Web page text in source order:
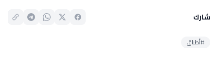
شارك
#أطباق